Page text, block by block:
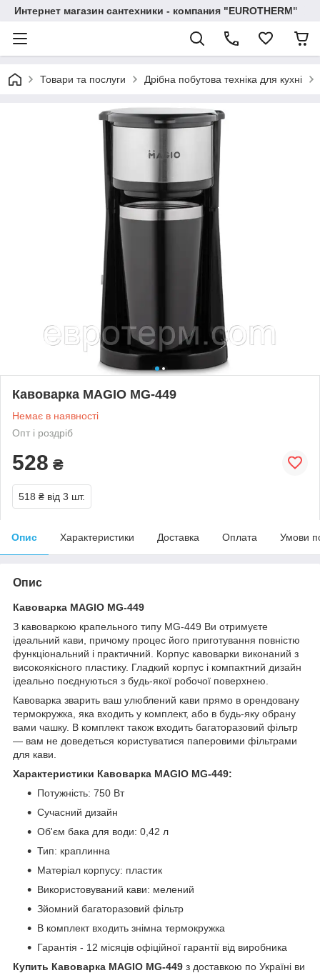
Интернет магазин сантехники - компания "EUROTHERM"
Товари та послуги Дрібна побутова техніка для кухні
Кавоварка MAGIO MG-449
Немає в наявності
Опт і роздріб
528 ₴
518 ₴ від 3 шт.
Опис Характеристики Доставка Оплата Умови
Опис
Кавоварка MAGIO MG-449
З кавоваркою крапельного типу MG-449 Ви отримуєте
ідеальний кави, причому процес його приготування повністю
функціональний і практичний. Корпус кавоварки виконаний з
високоякісного пластику. Гладкий корпус і компактний дизайн
ідеально поєднуються з будь-якої робочої поверхнею.
Кавоварка зварить ваш улюблений кави прямо в орендовану
термокружка, яка входить у комплект, або в будь-яку обрану
вами чашку. В комплект також входить багаторазовий фільтр
— вам не доведеться користуватися паперовими фільтрами
для кави.
Характеристики Кавоварка MAGIO MG-449:
Потужність: 750 Вт
Сучасний дизайн
Об'єм бака для води: 0,42 л
Тип: краплинна
Матеріал корпусу: пластик
Використовуваний кави: мелений
Зйомний багаторазовий фільтр
В комплект входить знімна термокружка
Гарантія - 12 місяців офіційної гарантії від виробника
Купить Кавоварка MAGIO MG-449 з доставкою по Україні ви